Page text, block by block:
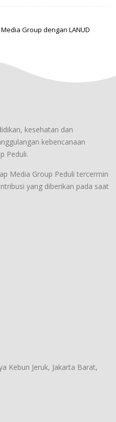
Group dengan LANUD
kesehatan dan
kebencanaan
Peduli.
Media Group Peduli tercermin
yang diberikan pada saat
Kebun Jeruk, Jakarta Barat,